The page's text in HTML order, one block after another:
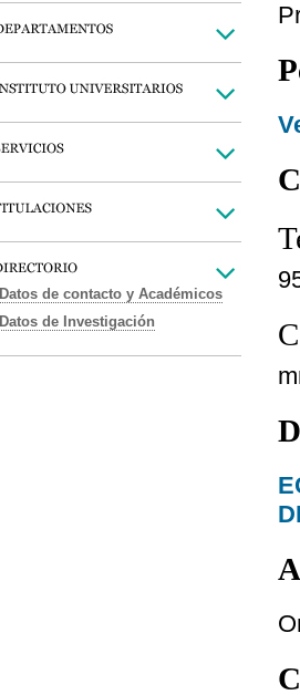
Datos de contacto y Académicos
Datos de Investigación